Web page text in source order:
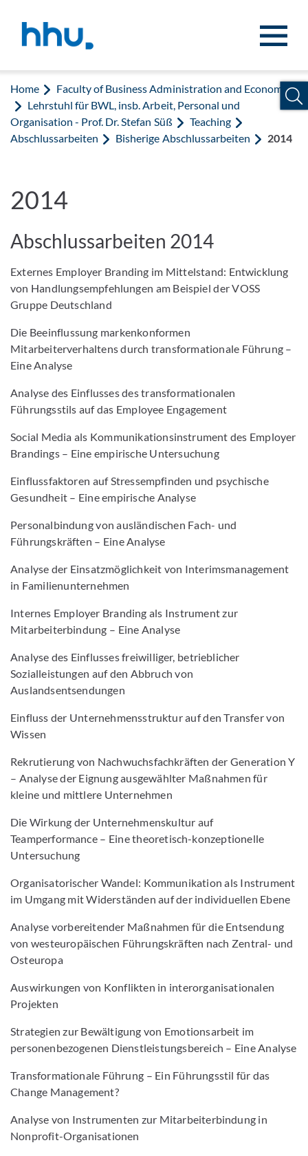
Home
Faculty of Business Administration and Economics
Lehrstuhl für BWL, insb. Arbeit, Personal und
Organisation - Prof. Dr. Stefan Süß
Teaching
Abschlussarbeiten
Bisherige Abschlussarbeiten 2014
2014
Abschlussarbeiten 2014
Externes Employer Branding im Mittelstand: Entwicklung
von Handlungsempfehlungen am Beispiel der VOSS
Gruppe Deutschland
Die Beeinflussung markenkonformen
Mitarbeiterverhaltens durch transformationale Führung –
Eine Analyse
Analyse des Einflusses des transformationalen
Führungsstils auf das Employee Engagement
Social Media als Kommunikationsinstrument des Employer
Brandings – Eine empirische Untersuchung
Einflussfaktoren auf Stressempfinden und psychische
Gesundheit – Eine empirische Analyse
Personalbindung von ausländischen Fach- und
Führungskräften – Eine Analyse
Analyse der Einsatzmöglichkeit von Interimsmanagement
in Familienunternehmen
Internes Employer Branding als Instrument zur
Mitarbeiterbindung – Eine Analyse
Analyse des Einflusses freiwilliger, betrieblicher
Sozialleistungen auf den Abbruch von
Auslandsentsendungen
Einfluss der Unternehmensstruktur auf den Transfer von
Wissen
Rekrutierung von Nachwuchsfachkräften der Generation Y
– Analyse der Eignung ausgewählter Maßnahmen für
kleine und mittlere Unternehmen
Die Wirkung der Unternehmenskultur auf
Teamperformance – Eine theoretisch-konzeptionelle
Untersuchung
Organisatorischer Wandel: Kommunikation als Instrument
im Umgang mit Widerständen auf der individuellen Ebene
Analyse vorbereitender Maßnahmen für die Entsendung
von westeuropäischen Führungskräften nach Zentral- und
Osteuropa
Auswirkungen von Konflikten in interorganisationalen
Projekten
Strategien zur Bewältigung von Emotionsarbeit im
personenbezogenen Dienstleistungsbereich – Eine Analyse
Transformationale Führung – Ein Führungsstil für das
Change Management?
Analyse von Instrumenten zur Mitarbeiterbindung in
Nonprofit-Organisationen